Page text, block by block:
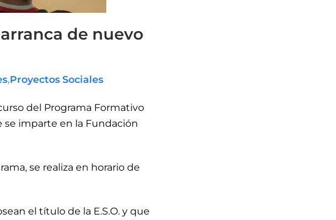
de nuevo
,Proyectos Sociales
del Programa Formativo
se imparte en la Fundación
se realiza en horario de
el título de la E.S.O. y que